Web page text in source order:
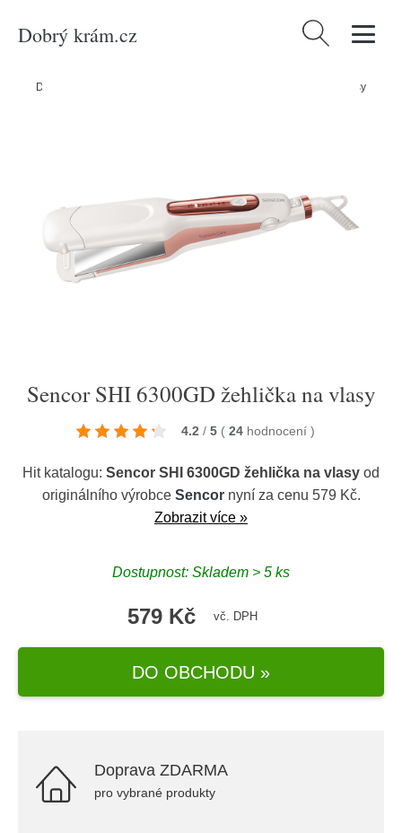
Dobrý krám.cz Vyhledávání
Domů Sencor SHI 6300GD žehlička na vlasy
Sencor SHI 6300GD žehlička na vlasy
4.2 / 5 ( 24 hodnocení )
Hit katalogu: Sencor SHI 6300GD žehlička na vlasy od
originálního výrobce Sencornyní za cenu 579 Kč.
Zobrazit více »
Dostupnost: Skladem > 5 ks
579 Kč vč. DPH
DO OBCHODU »
Doprava ZDARMA
pro vybrané produkty